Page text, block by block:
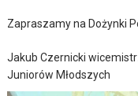
Zapraszamy na Dożynki
Jakub Czernicki
Juniorów Młodszych